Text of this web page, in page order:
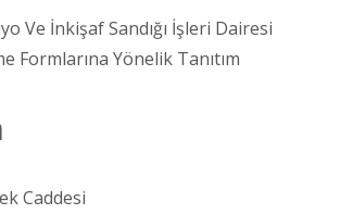
Ve İnkişaf Sandığı İşleri Dairesi
Formlarına Yönelik Tanıtım
Caddesi